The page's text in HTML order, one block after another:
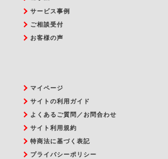
サービス事例
ご相談受付
お客様の声
マイページ
サイトの利用ガイド
よくあるご質問／お問合わせ
サイト利用規約
特商法に基づく表記
プライバシーポリシー